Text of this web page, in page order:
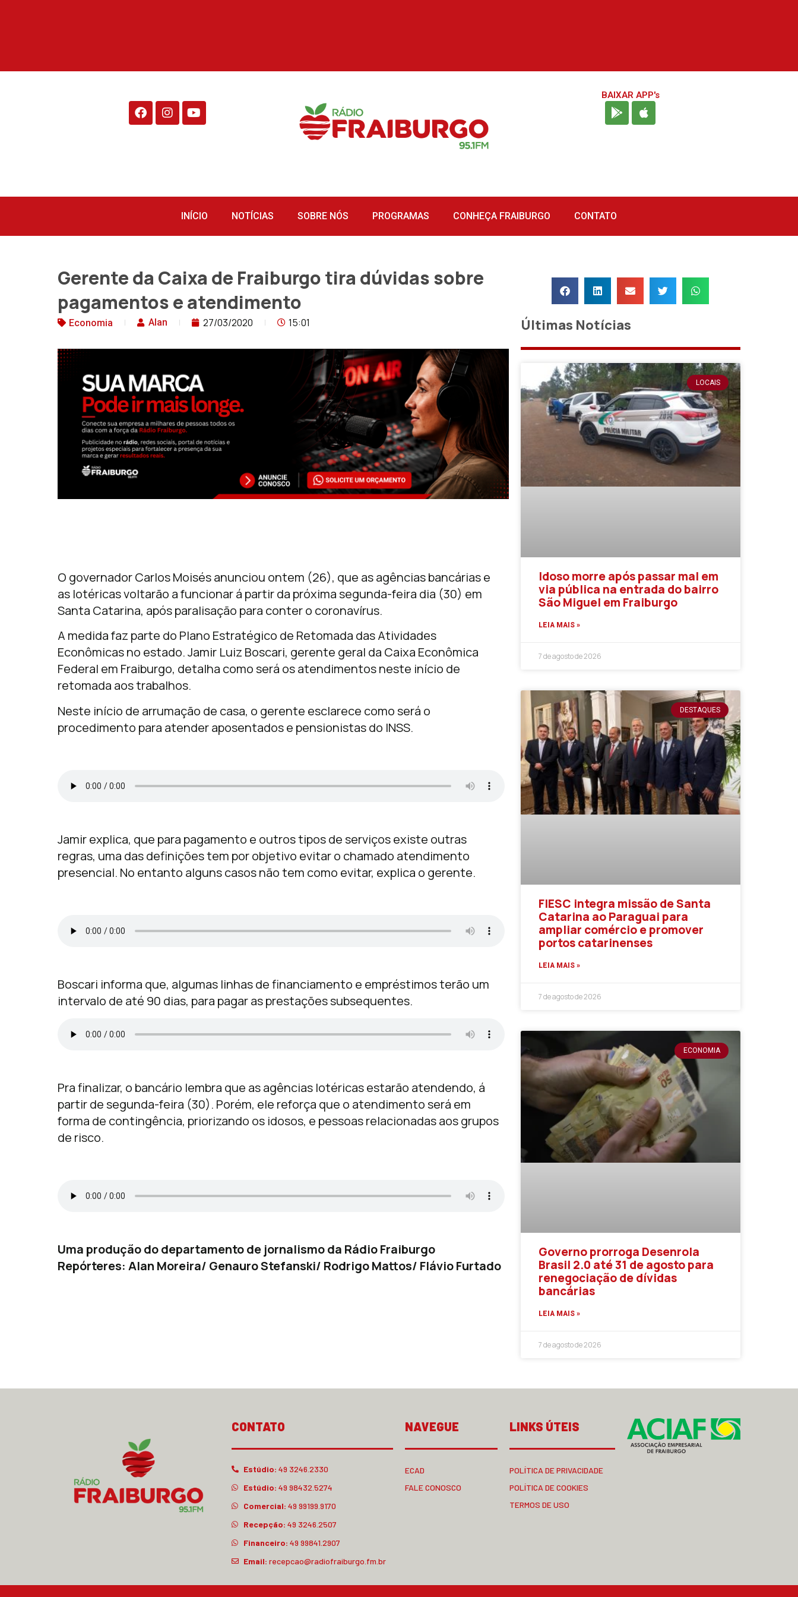
BAIXAR APP's
INÍCIO NOTÍCIAS SOBRE NÓS PROGRAMAS CONHEÇA FRAIBURGO CONTATO
Gerente da Caixa de Fraiburgo tira dúvidas sobre
pagamentos e atendimento
Economia Alan 27/03/2020 15:01
O governador Carlos Moisés anunciou ontem (26), que as agências bancárias e
as lotéricas voltarão a funcionar á partir da próxima segunda-feira dia (30) em
Santa Catarina, após paralisação para conter o coronavírus.
A medida faz parte do Plano Estratégico de Retomada das Atividades
Econômicas no estado. Jamir Luiz Boscari, gerente geral da Caixa Econômica
Federal em Fraiburgo, detalha como será os atendimentos neste início de
retomada aos trabalhos.
Neste início de arrumação de casa, o gerente esclarece como será o
procedimento para atender aposentados e pensionistas do INSS.
Jamir explica, que para pagamento e outros tipos de serviços existe outras
regras, uma das definições tem por objetivo evitar o chamado atendimento
presencial. No entanto alguns casos não tem como evitar, explica o gerente.
Boscari informa que, algumas linhas de financiamento e empréstimos terão um
intervalo de até 90 dias, para pagar as prestações subsequentes.
Pra finalizar, o bancário lembra que as agências lotéricas estarão atendendo, á
partir de segunda-feira (30). Porém, ele reforça que o atendimento será em
forma de contingência, priorizando os idosos, e pessoas relacionadas aos grupos
de risco.
Uma produção do departamento de jornalismo da Rádio Fraiburgo
Repórteres: Alan Moreira/ Genauro Stefanski/ Rodrigo Mattos/ Flávio Furtado
Últimas Notícias
LOCAIS
Idoso morre após passar mal em
via pública na entrada do bairro
São Miguel em Fraiburgo
LEIA MAIS »
7 de agosto de 2026
DESTAQUES
FIESC integra missão de Santa
Catarina ao Paraguai para
ampliar comércio e promover
portos catarinenses
LEIA MAIS »
7 de agosto de 2026
ECONOMIA
Governo prorroga Desenrola
Brasil 2.0 até 31 de agosto para
renegociação de dívidas
bancárias
LEIA MAIS »
7 de agosto de 2026
CONTATO
Estúdio: 49 3246.2330
Estúdio: 49 98432.5274
Comercial: 49 99199.9170
Recepção: 49 3246.2507
Financeiro: 49 99841.2907
Email: recepcao@radiofraiburgo.fm.br
NAVEGUE
ECAD
FALE CONOSCO
LINKS ÚTEIS
POLÍTICA DE PRIVACIDADE
POLÍTICA DE COOKIES
TERMOS DE USO